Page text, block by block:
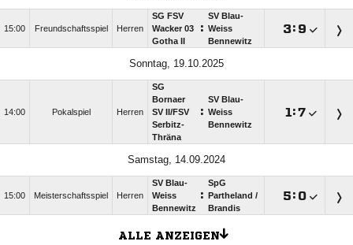
15:00 Freundschaftsspiel Herren
SG FSV
Wacker 03
Gotha II
:
SV Blau-
Weiss
Bennewitz
: 
Sonntag, 19.10.2025
14:00 Pokalspiel Herren
SG
Bornaer
SV II/​FSV
Serbitz-
Thräna
:
SV Blau-
Weiss
Bennewitz
:
Samstag, 14.09.2024
15:00 Meisterschaftsspiel Herren
SV Blau-
Weiss
Bennewitz
:
SpG
Partheland /​
Brandis
: 
ALLE ANZEIGEN